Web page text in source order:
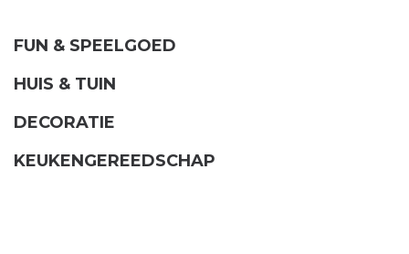
FUN & SPEELGOED
HUIS & TUIN
DECORATIE
KEUKENGEREEDSCHAP